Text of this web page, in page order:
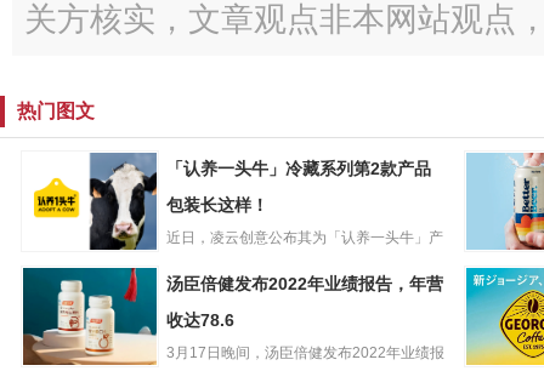
关方核实，文章观点非本网站观点
热门图文
「认养一头牛」
冷藏系列第2款产
品包装长这样！
「认养一头牛」冷藏系列第2款产品
包装长这样！
近日，凌云创意公布其为「认养一头牛」产
澳洲啤酒
Better
2000万美
汤臣倍健发布2022年业绩报告，年营
收达78.6
3月17日晚间，汤臣倍健发布2022年业绩报